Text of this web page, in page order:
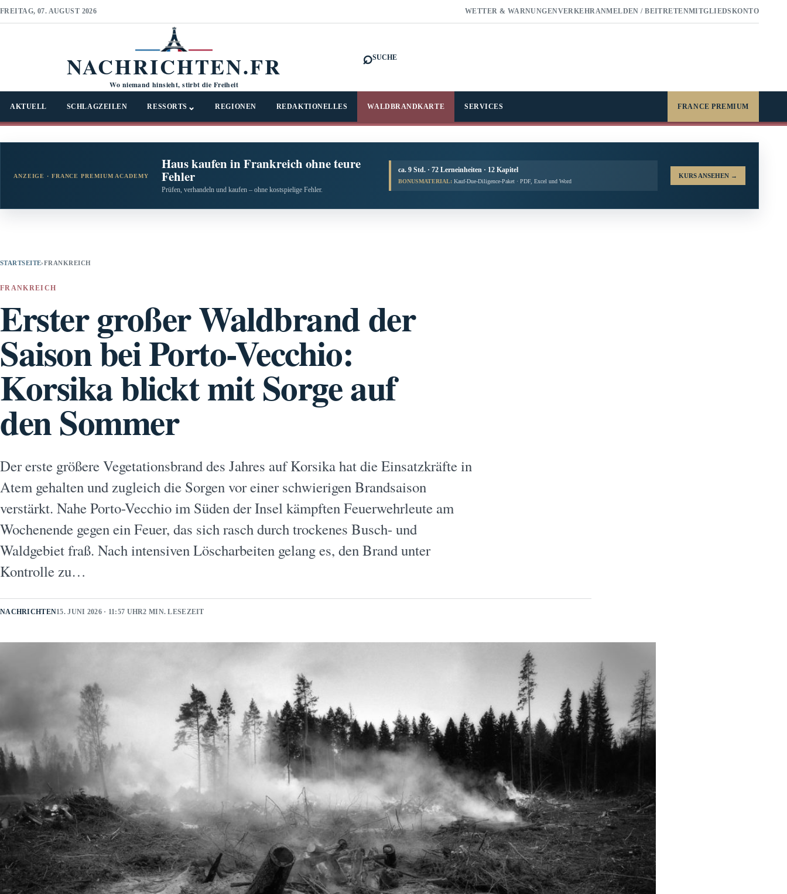
FREITAG, 07. AUGUST 2026 WETTER & WARNUNGENVERKEHRANMELDEN / BEITRETENMITGLIEDSKONTO
NACHRICHTEN.FR
Wo niemand hinsieht, stirbt die Freiheit
⌕SUCHE
AKTUELL SCHLAGZEILEN RESSORTS ⌄ REGIONEN REDAKTIONELLES WALDBRANDKARTE SERVICES FRANCE PREMIUM
ANZEIGE · FRANCE PREMIUM ACADEMY
Haus kaufen in Frankreich ohne teure
Fehler
Prüfen, verhandeln und kaufen – ohne kostspielige Fehler.
ca. 9 Std. · 72 Lerneinheiten · 12 Kapitel
BONUSMATERIAL: Kauf-Due-Diligence-Paket · PDF, Excel und Word
KURS ANSEHEN →
STARTSEITE›FRANKREICH
FRANKREICH
Erster großer Waldbrand der
Saison bei Porto-Vecchio:
Korsika blickt mit Sorge auf
den Sommer
Der erste größere Vegetationsbrand des Jahres auf Korsika hat die Einsatzkräfte in
Atem gehalten und zugleich die Sorgen vor einer schwierigen Brandsaison
verstärkt. Nahe Porto-Vecchio im Süden der Insel kämpften Feuerwehrleute am
Wochenende gegen ein Feuer, das sich rasch durch trockenes Busch- und
Waldgebiet fraß. Nach intensiven Löscharbeiten gelang es, den Brand unter
Kontrolle zu…
NACHRICHTEN15. JUNI 2026 · 11:57 UHR2 MIN. LESEZEIT